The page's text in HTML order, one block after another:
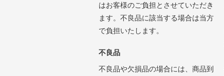
はお客様のご負担とさせていただき
ます。不良品に該当する場合は当方
で負担いたします。
不良品
不良品や欠損品の場合には、商品到